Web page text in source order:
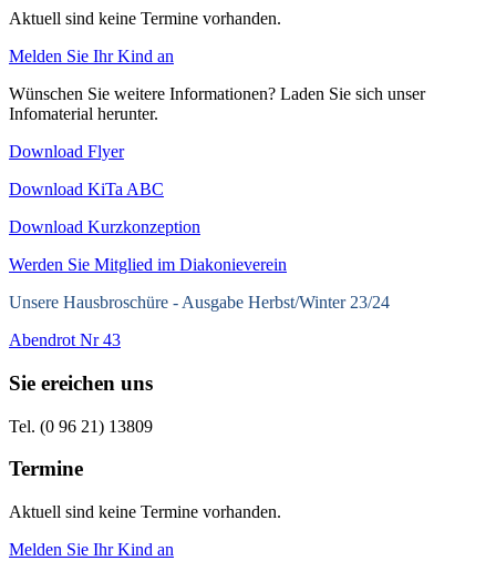
Aktuell sind keine Termine vorhanden.
Melden Sie Ihr Kind an
Wünschen Sie weitere Informationen? Laden Sie sich unser
Infomaterial herunter.
Download Flyer
Download KiTa ABC
Download Kurzkonzeption
Werden Sie Mitglied im Diakonieverein
Unsere Hausbroschüre - Ausgabe Herbst/Winter 23/24
Abendrot Nr 43
Sie ereichen uns
Tel. (0 96 21) 13809
Termine
Aktuell sind keine Termine vorhanden.
Melden Sie Ihr Kind an